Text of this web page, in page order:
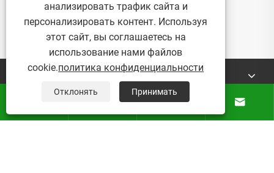
устойчивого садоводства?
Посмотреть больше >>
О Нас
Продукты
 
анализировать трафик сайта и
персонализировать контент. Используя
этот сайт, вы соглашаетесь на
использование нами файлов
cookie.политика конфиденциальности
Отклонять Принимать